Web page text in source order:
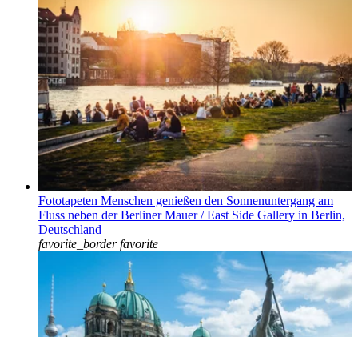
Fototapeten Menschen genießen den Sonnenuntergang am
Fluss neben der Berliner Mauer / East Side Gallery in Berlin,
Deutschland
favorite_border favorite